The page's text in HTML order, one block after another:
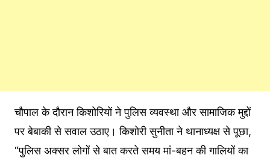
चौपाल के दौरान किशोरियों ने पुलिस व्यवस्था और सामाजिक मुद्दों
पर बेबाकी से सवाल उठाए। किशोरी सुनीता ने थानाध्यक्ष से पूछा,
“पुलिस अक्सर लोगों से बात करते समय मां-बहन की गालियों का